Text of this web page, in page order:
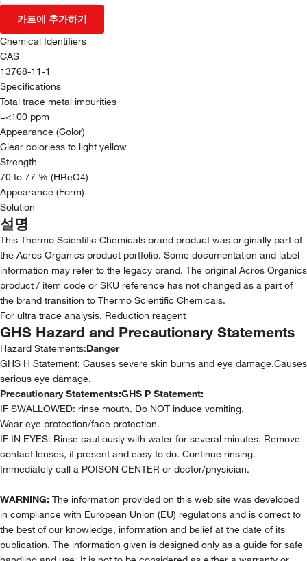
카트에 추가하기
Chemical Identifiers
CAS
13768-11-1
Specifications
Total trace metal impurities
=<100 ppm
Appearance (Color)
Clear colorless to light yellow
Strength
70 to 77 % (HReO4)
Appearance (Form)
Solution
설명
This Thermo Scientific Chemicals brand product was originally part of
the Acros Organics product portfolio. Some documentation and label
information may refer to the legacy brand. The original Acros Organics
product / item code or SKU reference has not changed as a part of
the brand transition to Thermo Scientific Chemicals.
For ultra trace analysis, Reduction reagent
GHS Hazard and Precautionary Statements
Hazard Statements:Danger
GHS H Statement: Causes severe skin burns and eye damage.Causes
serious eye damage.
Precautionary Statements:GHS P Statement:
IF SWALLOWED: rinse mouth. Do NOT induce vomiting.
Wear eye protection/face protection.
IF IN EYES: Rinse cautiously with water for several minutes. Remove
contact lenses, if present and easy to do. Continue rinsing.
Immediately call a POISON CENTER or doctor/physician.
WARNING: The information provided on this web site was developed
in compliance with European Union (EU) regulations and is correct to
the best of our knowledge, information and belief at the date of its
publication. The information given is designed only as a guide for safe